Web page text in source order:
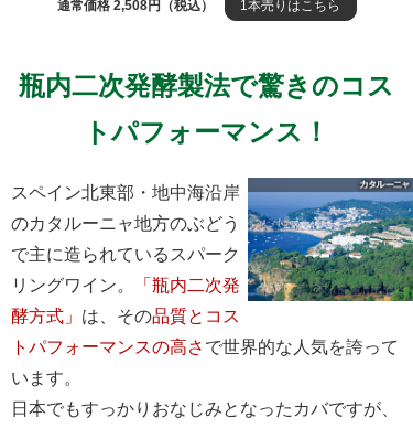
通常価格 2,508円（税込） 1本売りはこちら
瓶内二次発酵製法で驚きのコス
トパフォーマンス！
スペイン北東部・地中海沿岸
のカタルーニャ地方のぶどう
で主に造られているスパーク
リングワイン。
「瓶内二次発
酵方式」 は、その品質とコス
トパフォーマンスの高さ で世界的な人気を誇って
います。
日本でもすっかりおなじみとなったカバですが、